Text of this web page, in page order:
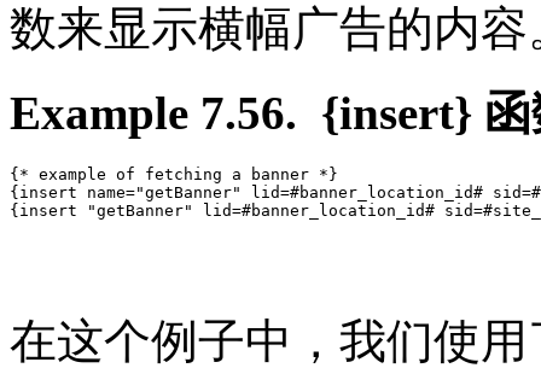
数来显示横幅广告的内容
Example 7.56. {insert}
{* example of fetching a banner *}
{insert name="getBanner" lid=#banner_location_id#
在这个例子中，我们使用